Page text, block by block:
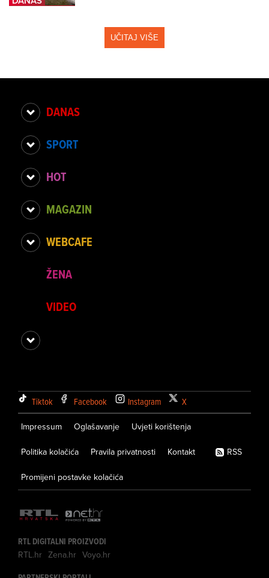
UČITAJ VIŠE
DANAS
SPORT
HOT
MAGAZIN
WEBCAFE
ŽENA
VIDEO
Tiktok Facebook Instagram X
Impressum Oglašavanje Uvjeti korištenja
Politika kolačića Pravila privatnosti Kontakt
Promijeni postavke kolačića
RSS
RTL DIGITALNI PROIZVODI
RTL.hr Zena.hr Voyo.hr